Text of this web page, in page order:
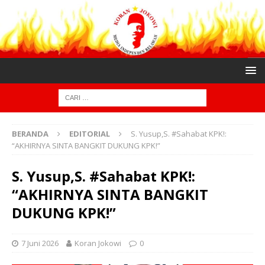
BERANDA EDITORIAL
S. Yusup,S. #Sahabat KPK!:
“AKHIRNYA SINTA BANGKIT DUKUNG KPK!”
S. Yusup,S. #Sahabat KPK!:
“AKHIRNYA SINTA BANGKIT
DUKUNG KPK!”
7 Juni 2026 Koran Jokowi 0